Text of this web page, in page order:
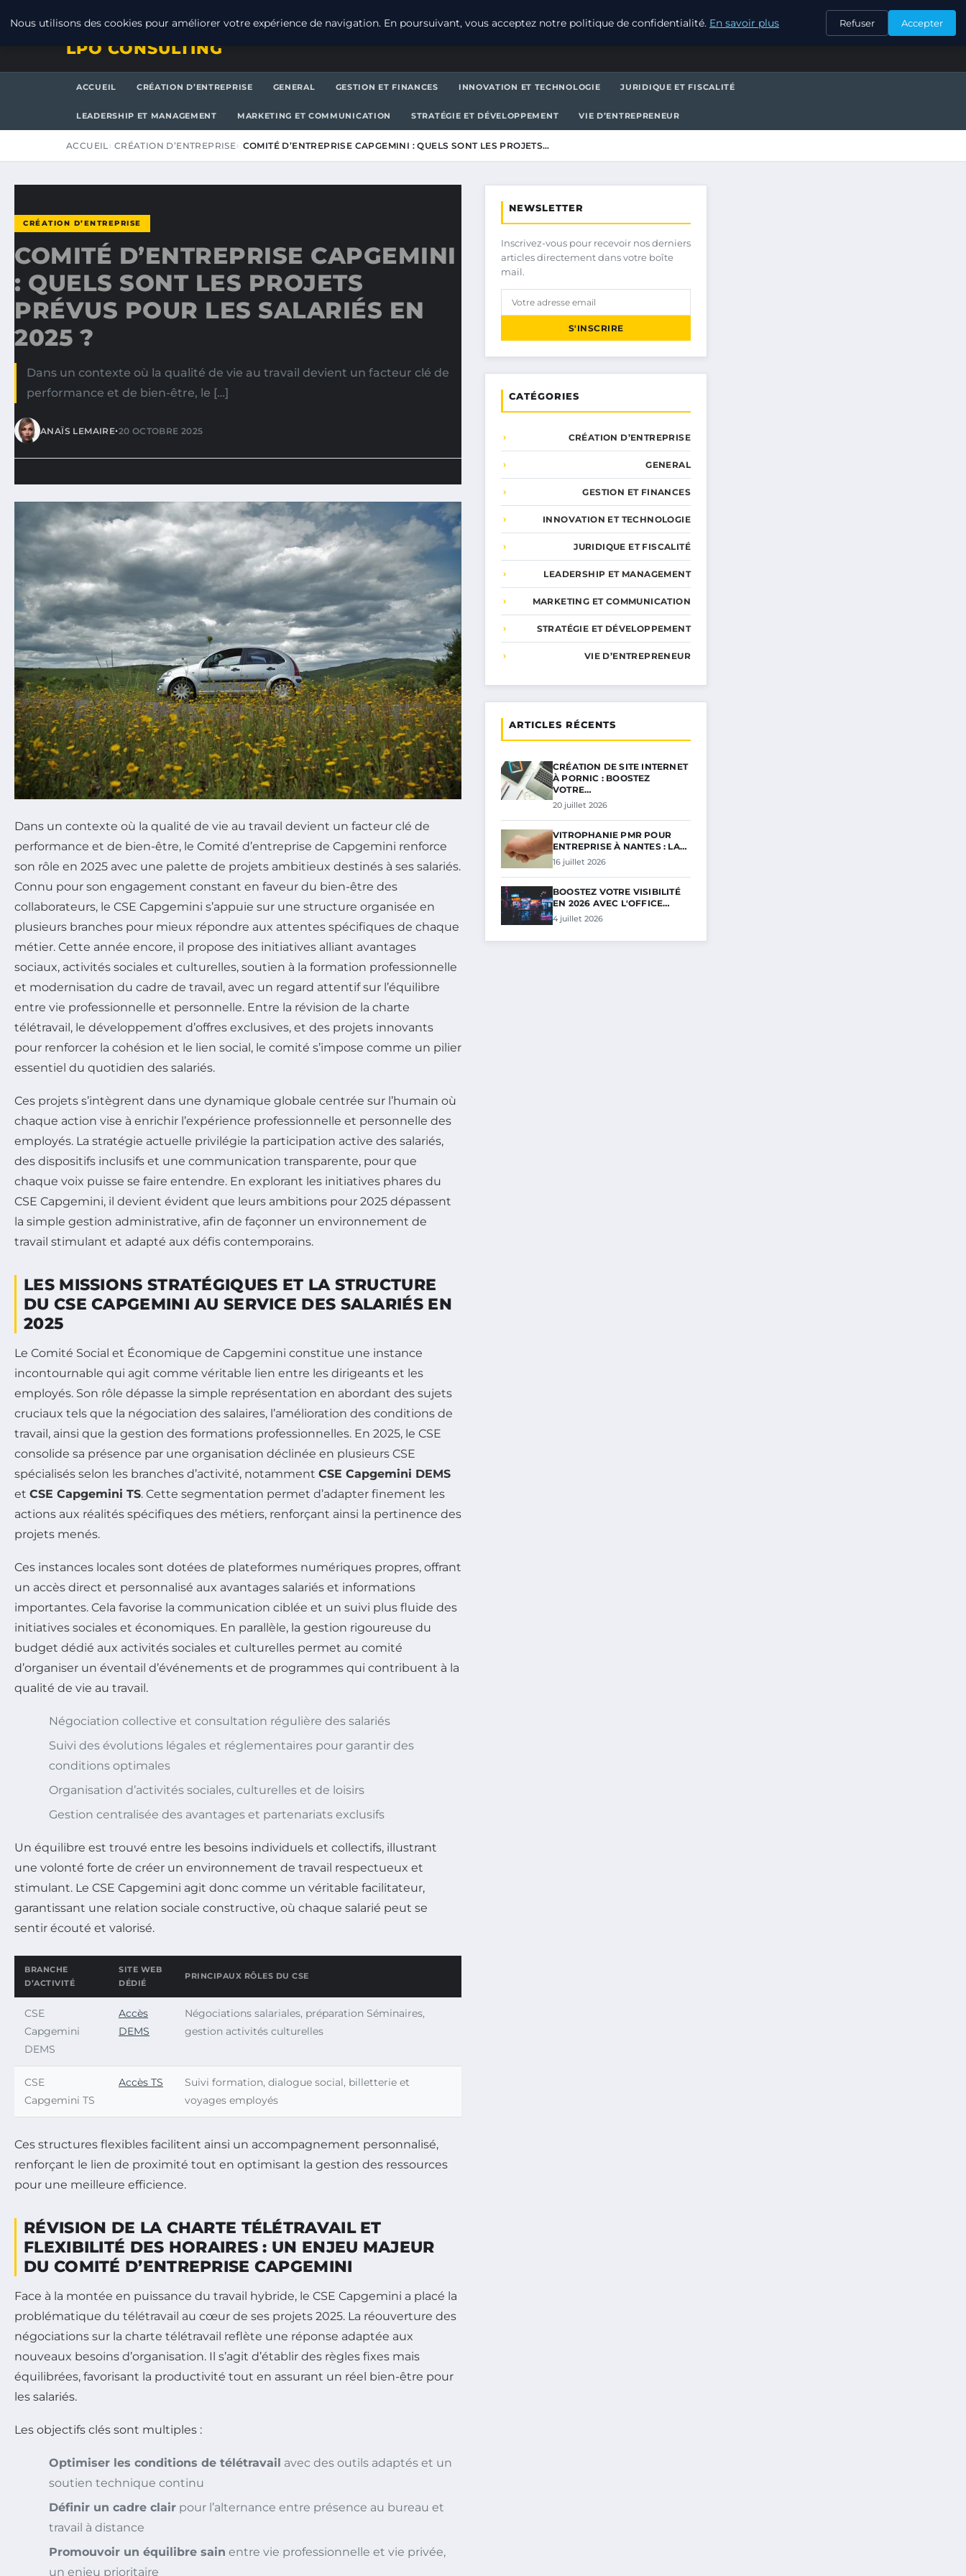
CONTACT
LPO CONSULTING
ACCUEIL CRÉATION D’ENTREPRISE GENERAL GESTION ET FINANCES INNOVATION ET TECHNOLOGIE JURIDIQUE ET FISCALITÉ
LEADERSHIP ET MANAGEMENT MARKETING ET COMMUNICATION STRATÉGIE ET DÉVELOPPEMENT VIE D’ENTREPRENEUR
ACCUEIL CRÉATION D’ENTREPRISE COMITÉ D’ENTREPRISE CAPGEMINI : QUELS SONT LES PROJETS…
CRÉATION D’ENTREPRISE
COMITÉ D’ENTREPRISE CAPGEMINI
: QUELS SONT LES PROJETS
PRÉVUS POUR LES SALARIÉS EN
2025 ?
Dans un contexte où la qualité de vie au travail devient un facteur clé de
performance et de bien-être, le […]
ANAÏS LEMAIRE•20 OCTOBRE 2025
Dans un contexte où la qualité de vie au travail devient un facteur clé de
performance et de bien-être, le Comité d’entreprise de Capgemini renforce
son rôle en 2025 avec une palette de projets ambitieux destinés à ses salariés.
Connu pour son engagement constant en faveur du bien-être des
collaborateurs, le CSE Capgemini s’appuie sur une structure organisée en
plusieurs branches pour mieux répondre aux attentes spécifiques de chaque
métier. Cette année encore, il propose des initiatives alliant avantages
sociaux, activités sociales et culturelles, soutien à la formation professionnelle
et modernisation du cadre de travail, avec un regard attentif sur l’équilibre
entre vie professionnelle et personnelle. Entre la révision de la charte
télétravail, le développement d’offres exclusives, et des projets innovants
pour renforcer la cohésion et le lien social, le comité s’impose comme un pilier
essentiel du quotidien des salariés.
Ces projets s’intègrent dans une dynamique globale centrée sur l’humain où
chaque action vise à enrichir l’expérience professionnelle et personnelle des
employés. La stratégie actuelle privilégie la participation active des salariés,
des dispositifs inclusifs et une communication transparente, pour que
chaque voix puisse se faire entendre. En explorant les initiatives phares du
CSE Capgemini, il devient évident que leurs ambitions pour 2025 dépassent
la simple gestion administrative, afin de façonner un environnement de
travail stimulant et adapté aux défis contemporains.
LES MISSIONS STRATÉGIQUES ET LA STRUCTURE
DU CSE CAPGEMINI AU SERVICE DES SALARIÉS EN
2025
Le Comité Social et Économique de Capgemini constitue une instance
incontournable qui agit comme véritable lien entre les dirigeants et les
employés. Son rôle dépasse la simple représentation en abordant des sujets
cruciaux tels que la négociation des salaires, l’amélioration des conditions de
travail, ainsi que la gestion des formations professionnelles. En 2025, le CSE
consolide sa présence par une organisation déclinée en plusieurs CSE
spécialisés selon les branches d’activité, notamment CSE Capgemini DEMS
et CSE Capgemini TS. Cette segmentation permet d’adapter finement les
actions aux réalités spécifiques des métiers, renforçant ainsi la pertinence des
projets menés.
Ces instances locales sont dotées de plateformes numériques propres, offrant
un accès direct et personnalisé aux avantages salariés et informations
importantes. Cela favorise la communication ciblée et un suivi plus fluide des
initiatives sociales et économiques. En parallèle, la gestion rigoureuse du
budget dédié aux activités sociales et culturelles permet au comité
d’organiser un éventail d’événements et de programmes qui contribuent à la
qualité de vie au travail.
Négociation collective et consultation régulière des salariés
Suivi des évolutions légales et réglementaires pour garantir des
conditions optimales
Organisation d’activités sociales, culturelles et de loisirs
Gestion centralisée des avantages et partenariats exclusifs
Un équilibre est trouvé entre les besoins individuels et collectifs, illustrant
une volonté forte de créer un environnement de travail respectueux et
stimulant. Le CSE Capgemini agit donc comme un véritable facilitateur,
garantissant une relation sociale constructive, où chaque salarié peut se
sentir écouté et valorisé.
BRANCHE
D’ACTIVITÉ
SITE WEB
DÉDIÉ
PRINCIPAUX RÔLES DU CSE
CSE
Capgemini
DEMS
Accès
DEMS
Négociations salariales, préparation Séminaires,
gestion activités culturelles
CSE
Capgemini TS
Accès TS
Suivi formation, dialogue social, billetterie et
voyages employés
Ces structures flexibles facilitent ainsi un accompagnement personnalisé,
renforçant le lien de proximité tout en optimisant la gestion des ressources
pour une meilleure efficience.
RÉVISION DE LA CHARTE TÉLÉTRAVAIL ET
FLEXIBILITÉ DES HORAIRES : UN ENJEU MAJEUR
DU COMITÉ D’ENTREPRISE CAPGEMINI
Face à la montée en puissance du travail hybride, le CSE Capgemini a placé la
problématique du télétravail au cœur de ses projets 2025. La réouverture des
négociations sur la charte télétravail reflète une réponse adaptée aux
nouveaux besoins d’organisation. Il s’agit d’établir des règles fixes mais
équilibrées, favorisant la productivité tout en assurant un réel bien-être pour
les salariés.
Les objectifs clés sont multiples :
Optimiser les conditions de télétravail avec des outils adaptés et un
soutien technique continu
Définir un cadre clair pour l’alternance entre présence au bureau et
travail à distance
Promouvoir un équilibre sain entre vie professionnelle et vie privée,
un enjeu prioritaire
NEWSLETTER
Inscrivez-vous pour recevoir nos derniers
articles directement dans votre boîte
mail.
S'INSCRIRE
CATÉGORIES
CRÉATION D’ENTREPRISE
GENERAL
GESTION ET FINANCES
INNOVATION ET TECHNOLOGIE
JURIDIQUE ET FISCALITÉ
LEADERSHIP ET MANAGEMENT
MARKETING ET COMMUNICATION
STRATÉGIE ET DÉVELOPPEMENT
VIE D’ENTREPRENEUR
ARTICLES RÉCENTS
CRÉATION DE SITE INTERNET
À PORNIC : BOOSTEZ
VOTRE…
20 juillet 2026
VITROPHANIE PMR POUR
ENTREPRISE À NANTES : LA…
16 juillet 2026
BOOSTEZ VOTRE VISIBILITÉ
EN 2026 AVEC L'OFFICE…
4 juillet 2026
Nous utilisons des cookies pour améliorer votre expérience de navigation. En poursuivant, vous acceptez notre politique de confidentialité. En savoir plus Refuser Accepter